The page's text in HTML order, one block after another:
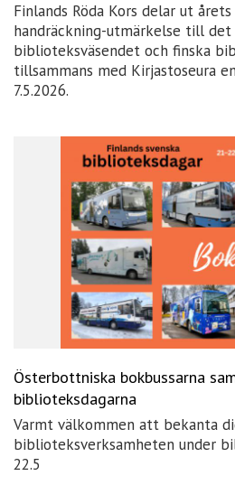
Finlands Röda Kors delar ut
handräckning-utmärkelse till det
biblioteksväsendet och finska
tillsammans med Kirjastoseura
7.5.2026.
Österbottniska bokbussarna
biblioteksdagarna
Varmt välkommen att bekanta
biblioteksverksamheten under
22.5